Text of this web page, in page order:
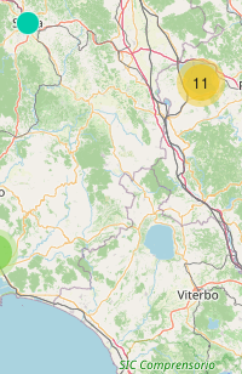
11